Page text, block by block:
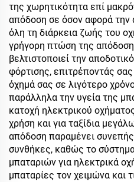
της χωρητικότητα επί
απόδοση σε όσον αφορά την
όλη τη διάρκεια ζωής του
γρήγορη πτώση της
βελτιστοποιεί την
φόρτισης, επιτρέποντάς
όχημά σας σε λιγότερο
παράλληλα την υγεία της
κατοχή ηλεκτρικού
χρήση και για ταξίδια
απόδοση παραμένει συνεπής
συνθήκες, καθώς το
μπαταριών για ηλεκτρικά
μπαταρίες τον χειμώνα και